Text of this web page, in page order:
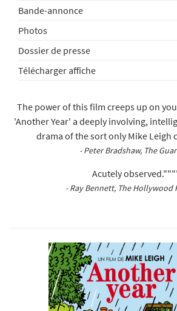
Bande-annonce
Photos
Dossier de presse
Télécharger affiche
The power of this film creeps up on
'Another Year' a deeply involving,
drama of the sort only Mike Leigh
- Peter Bradshaw, The
Acutely
- Ray Bennett, The Hollywood